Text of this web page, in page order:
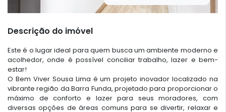
Descrição do imóvel
Este é o lugar ideal para quem busca um ambiente moderno e
acolhedor, onde é possível conciliar trabalho, lazer e bem-
estar!
O Bem Viver Sousa Lima é um projeto inovador localizado na
vibrante região da Barra Funda, projetado para proporcionar o
máximo de conforto e lazer para seus moradores, com
diversas opções de áreas comuns para se divertir, relaxar e